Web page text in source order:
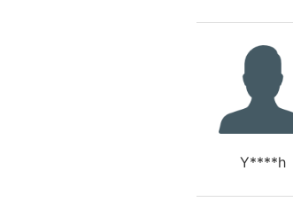
Y****h